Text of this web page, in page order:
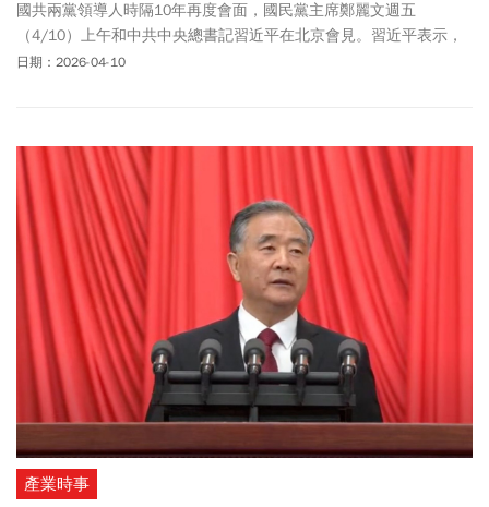
國共兩黨領導人時隔10年再度會面，國民黨主席鄭麗文週五
（4/10）上午和中共中央總書記習近平在北京會見。習近平表示，
兩岸同胞都是中國人、一家人，要和平，要發展，要交流，要合
手上。鄭麗文表示，國共兩黨應共同推動兩岸和平的制度化，籌畫
與建構具制度性與可持續性的對話與合作機制，使兩岸的和平發展
走向不可逆轉，從根本上消除所有的衝突誘因。
日期：2026-04-10
產業時事